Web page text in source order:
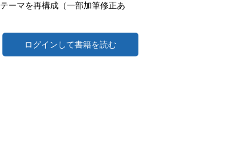
ーマを再構成（一部加筆修正あ
ログインして書籍を読む